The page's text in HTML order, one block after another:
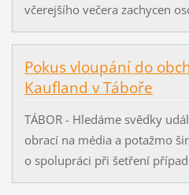
včerejšího večera zachycen
Pokus vloupání do
Kaufland v Táboře
TÁBOR - Hledáme svědky
obrací na média a potažmo
o spolupráci při šetření